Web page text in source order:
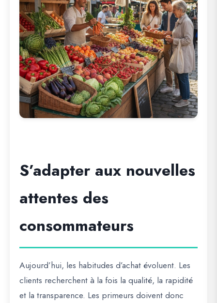
S’adapter aux nouvelles
attentes des
consommateurs
Aujourd’hui, les habitudes d’achat évoluent. Les
clients recherchent à la fois la qualité, la rapidité
et la transparence. Les primeurs doivent donc